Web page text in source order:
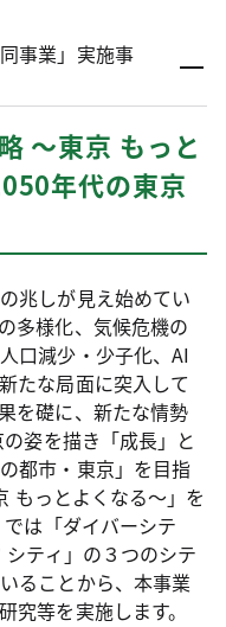
事業」実施事
～東京 もっと
年代の東京
兆しが見え始めてい
多様化、気候危機の
口減少・少子化、AI
たな局面に突入して
を礎に、新たな情勢
姿を描き「成長」と
都市・東京」を目指
もっとよくなる～」を
は「ダイバーシテ
ティ」の３つのシテ
ることから、本事業
究等を実施します。